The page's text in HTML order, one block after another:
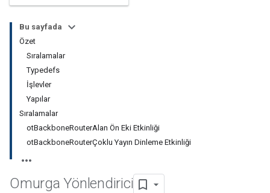
Bu sayfada
Özet
Sıralamalar
Typedefs
İşlevler
Yapılar
Sıralamalar
otBackboneRouterAlan Ön Eki Etkinliği
otBackboneRouterÇoklu Yayın Dinleme Etkinliği
Omurga Yönlendirici